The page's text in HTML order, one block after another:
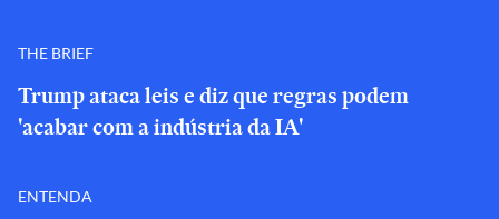
THE BRIEF
Trump ataca leis e diz que regras podem
'acabar com a indústria da IA'
ENTENDA